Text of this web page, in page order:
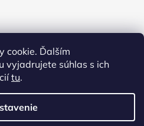
cookie. Ďalším
vyjadrujete súhlas s ich
tu.